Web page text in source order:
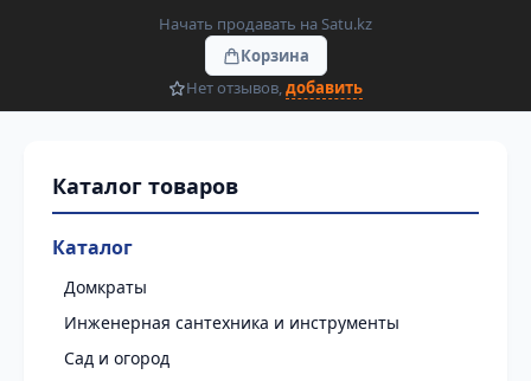
Начать продавать на Satu.kz
Корзина
Нет отзывов,добавить
Каталог
Домкраты
Инженерная сантехника и инструменты
Сад и огород